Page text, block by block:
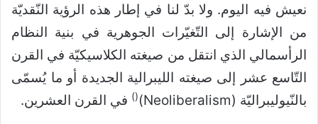
نعيش فيه اليوم. ولا بدّ لنا في إطار هذه الرؤية النّقديّة
من الإشارة إلى التّغيّرات الجوهرية في بنية النظام
الرأسمالي الذي انتقل من صيغته الكلاسيكيّة في القرن
التّاسع عشر إلى صيغته الليبرالية الجديدة أو ما يُسمّى
بالنّيوليبراليّة (Neoliberalism)
(
) في القرن العشرين.